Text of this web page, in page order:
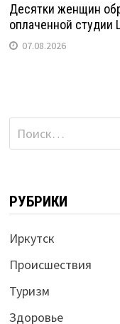
Десятки женщин
оплаченной студии
07.08.2026
Найти:
РУБРИКИ
Иркутск
Происшествия
Туризм
Здоровье